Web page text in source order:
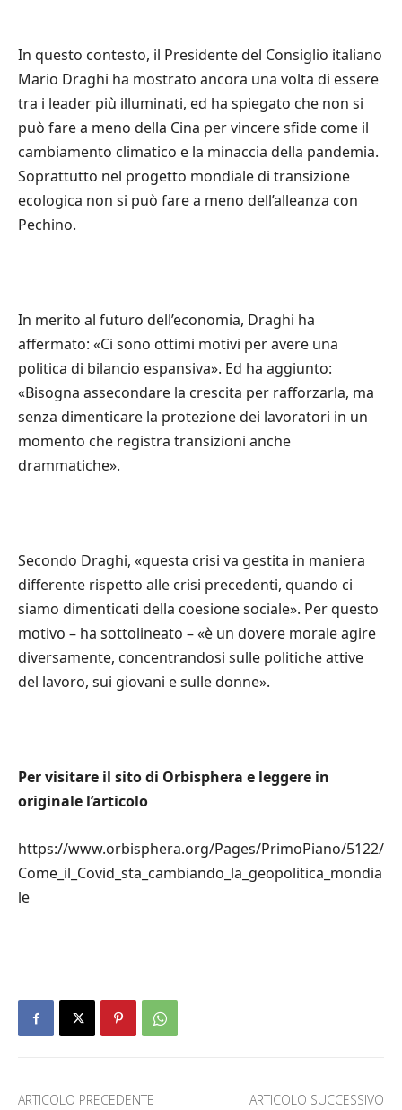
In questo contesto, il Presidente del Consiglio italiano
Mario Draghi ha mostrato ancora una volta di essere
tra i leader più illuminati, ed ha spiegato che non si
può fare a meno della Cina per vincere sfide come il
cambiamento climatico e la minaccia della pandemia.
Soprattutto nel progetto mondiale di transizione
ecologica non si può fare a meno dell’alleanza con
Pechino.
In merito al futuro dell’economia, Draghi ha
affermato: «Ci sono ottimi motivi per avere una
politica di bilancio espansiva». Ed ha aggiunto:
«Bisogna assecondare la crescita per rafforzarla, ma
senza dimenticare la protezione dei lavoratori in un
momento che registra transizioni anche
drammatiche».
Secondo Draghi, «questa crisi va gestita in maniera
differente rispetto alle crisi precedenti, quando ci
siamo dimenticati della coesione sociale». Per questo
motivo – ha sottolineato – «è un dovere morale agire
diversamente, concentrandosi sulle politiche attive
del lavoro, sui giovani e sulle donne».
Per visitare il sito di Orbisphera e leggere in
originale l’articolo
https://www.orbisphera.org/Pages/PrimoPiano/5122/
Come_il_Covid_sta_cambiando_la_geopolitica_mondia
le
ARTICOLO PRECEDENTE ARTICOLO SUCCESSIVO